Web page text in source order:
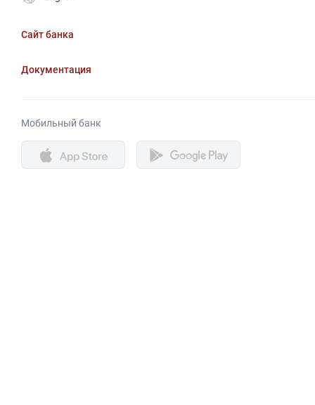
Сайт банка
Документация
Мобильный банк